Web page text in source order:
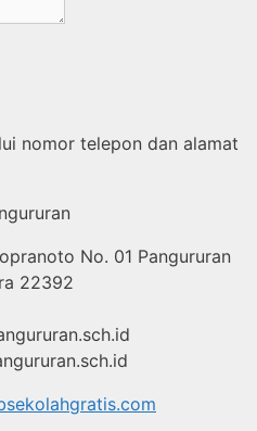
nomor telepon dan alamat
No. 01 Pangururan
22392